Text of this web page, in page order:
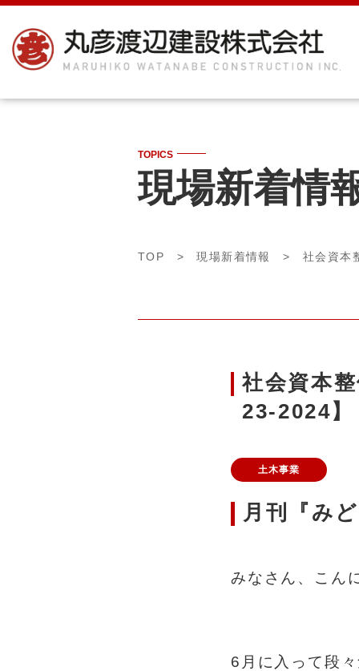
TOPICS
現場新着情
TOP >現場新着情報 >社会資本
社会資本
23-2024】
土木事業
月刊『み
みなさん、こん
6月に入って段